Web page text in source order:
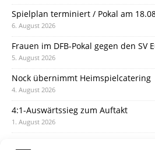
Spielplan terminiert / Pokal am
6. August 2026
Frauen im DFB-Pokal gegen den SV
5. August 2026
Nock übernimmt Heimspielcatering
4. August 2026
4:1-Auswärtssieg zum Auftakt
1. August 2026